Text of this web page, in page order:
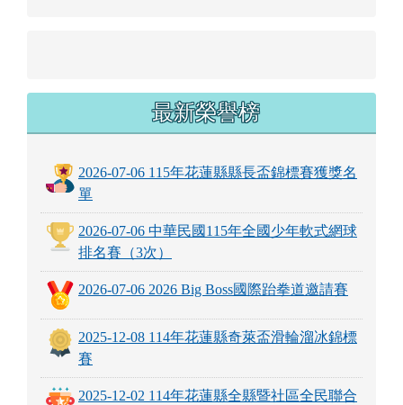
最新榮譽榜
2026-07-06 115年花蓮縣縣長盃錦標賽獲獎名
單
2026-07-06 中華民國115年全國少年軟式網球
排名賽（3次）
2026-07-06 2026 Big Boss國際跆拳道邀請賽
2025-12-08 114年花蓮縣奇萊盃滑輪溜冰錦標
賽
2025-12-02 114年花蓮縣全縣暨社區全民聯合